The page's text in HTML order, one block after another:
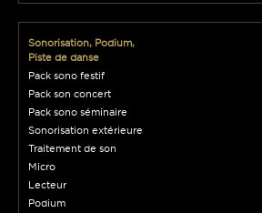
Sonorisation, Podium,
Piste de danse
Pack sono festif
Pack son concert
Pack sono séminaire
Sonorisation extérieure
Traitement de son
Micro
Lecteur
Podium